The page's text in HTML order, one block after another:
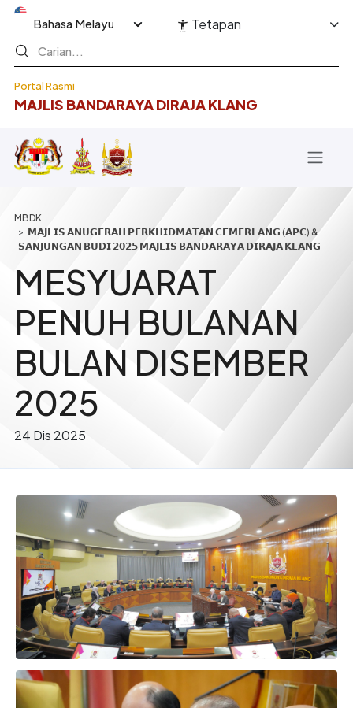
Langkau ke kandungan utama
Portal Rasmi
MAJLIS BANDARAYA DIRAJA KLANG
Select your language Tetapan
Breadcrumb
𝗠𝗔𝗝𝗟𝗜𝗦 𝗔𝗡𝗨𝗚𝗘𝗥𝗔𝗛 𝗣𝗘𝗥𝗞𝗛𝗜𝗗𝗠𝗔𝗧𝗔𝗡 𝗖𝗘𝗠𝗘𝗥𝗟𝗔𝗡𝗚 (𝗔𝗣𝗖) &
𝗦𝗔𝗡𝗝𝗨𝗡𝗚𝗔𝗡 𝗕𝗨𝗗𝗜 𝟮𝟬𝟮𝟱 𝗠𝗔𝗝𝗟𝗜𝗦 𝗕𝗔𝗡𝗗𝗔𝗥𝗔𝗬𝗔 𝗗𝗜𝗥𝗔𝗝𝗔 𝗞𝗟𝗔𝗡𝗚
MESYUARAT
PENUH BULANAN
BULAN DISEMBER
2025
24 Dis 2025